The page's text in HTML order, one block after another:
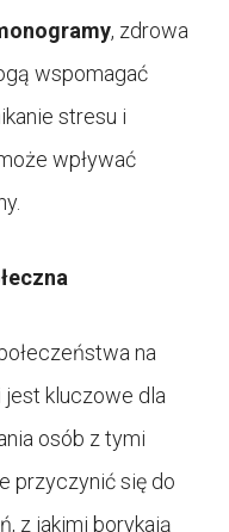
, zdrowa
wspomagać
stresu i
wpływać
na
kluczowe dla
osób z tymi
przyczynić się do
z jakimi borykają